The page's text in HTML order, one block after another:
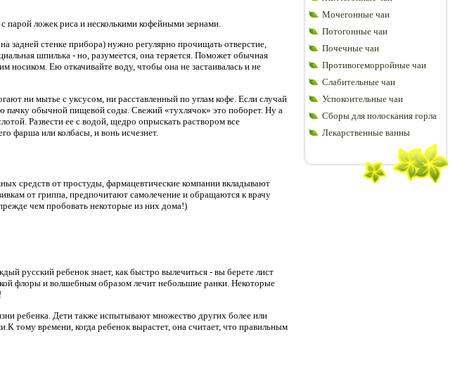
парой ложек риса и несколькими кофейными зернами.
задней стенке прибора) нужно регулярно прочищать отверстие,
шпилька - но, разумеется, она теряется. Поможет обычная
носиком. Ею откачивайте воду, чтобы она не застаивалась и не
ни мытье с уксусом, ни расставленный по углам кофе. Если случай
пачку обычной пищевой соды. Свежий «тухлячок» это поборет. Ну а
Развести ее с водой, щедро опрыскать раствором все
фарша или колбасы, и вонь исчезнет.
средств от простуды, фармацевтические компании вкладывают
от гриппа, предпочитают самолечение и обращаются к врачу
чем пробовать некоторые из них дома!)
русский ребенок знает, как быстро вылечиться - вы берете лист
флоры и волшебным образом лечит небольшие ранки. Некоторые
ребенка. Дети также испытывают множество других более или
времени, когда ребенок вырастет, она считает, что правильным
Мочегонные чаи
Потогонные чаи
Почечные чаи
Противогеморройные чаи
Слабительные чаи
Успокоительные чаи
Сборы для полоскания горла
Лекарственные ванны